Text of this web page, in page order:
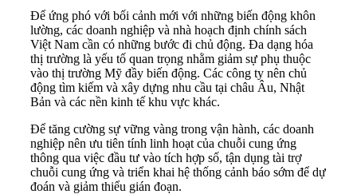
Để ứng phó với bối cảnh mới với những biến động khôn
lường, các doanh nghiệp và nhà hoạch định chính sách
Việt Nam cần có những bước đi chủ động. Đa dạng hóa
thị trường là yếu tố quan trọng nhằm giảm sự phụ thuộc
vào thị trường Mỹ đầy biến động. Các công ty nên chủ
động tìm kiếm và xây dựng nhu cầu tại châu Âu, Nhật
Bản và các nền kinh tế khu vực khác.
Để tăng cường sự vững vàng trong vận hành, các doanh
nghiệp nên ưu tiên tính linh hoạt của chuỗi cung ứng
thông qua việc đầu tư vào tích hợp số, tận dụng tài trợ
chuỗi cung ứng và triển khai hệ thống cảnh báo sớm để dự
đoán và giảm thiểu gián đoạn.